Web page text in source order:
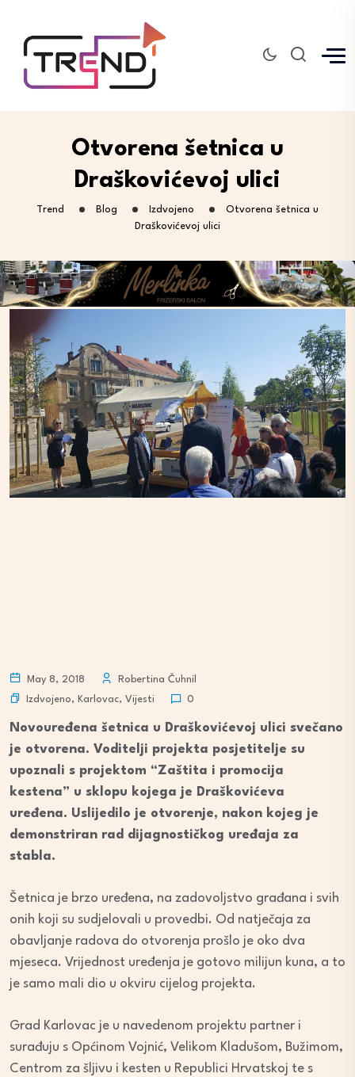
Otvorena šetnica u
Draškovićevoj ulici
Trend Blog Izdvojeno
Otvorena šetnica u
Draškovićevoj ulici
May 8, 2018
Robertina Čuhnil
Izdvojeno, Karlovac, Vijesti 0
Novouređena šetnica u Draškovićevoj ulici svečano
je otvorena. Voditelji projekta posjetitelje su
upoznali s projektom “Zaštita i promocija
kestena” u sklopu kojega je Draškovićeva
uređena. Uslijedilo je otvorenje, nakon kojeg je
demonstriran rad dijagnostičkog uređaja za
stabla.
Šetnica je brzo uređena, na zadovoljstvo građana i svih
onih koji su sudjelovali u provedbi. Od natječaja za
obavljanje radova do otvorenja prošlo je oko dva
mjeseca. Vrijednost uređenja je gotovo milijun kuna, a to
je samo mali dio u okviru cijelog projekta.
Grad Karlovac je u navedenom projektu partner i
surađuju s Općinom Vojnić, Velikom Kladušom, Bužimom,
Centrom za šljivu i kesten u Republici Hrvatskoj te s